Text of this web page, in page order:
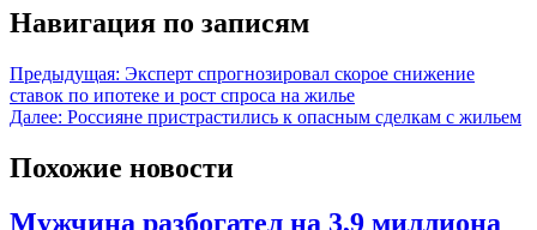
Навигация по записям
Предыдущая: Эксперт спрогнозировал скорое снижение
ставок по ипотеке и рост спроса на жилье
Далее: Россияне пристрастились к опасным сделкам с жильем
Похожие новости
Мужчина разбогател на 3,9 миллиона